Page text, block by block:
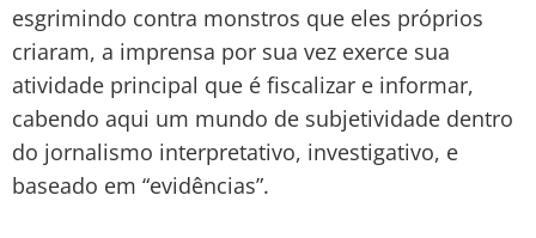
esgrimindo contra monstros que eles próprios
criaram, a imprensa por sua vez exerce sua
atividade principal que é fiscalizar e informar,
cabendo aqui um mundo de subjetividade dentro
do jornalismo interpretativo, investigativo, e
baseado em “evidências”.